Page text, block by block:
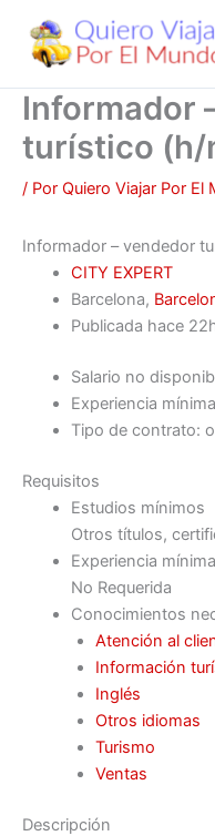
contenido
Informador
turístico (h/
/ Por Quiero Viajar Por El
Informador – vendedor
CITY EXPERT
Barcelona,
Publicada hace
Salario no
Experiencia
Tipo de contrato:
Requisitos
Estudios mínimos
Otros títulos,
Experiencia mínima
No Requerida
Conocimientos
Atención al
Información
Inglés
Otros idiomas
Turismo
Ventas
Descripción